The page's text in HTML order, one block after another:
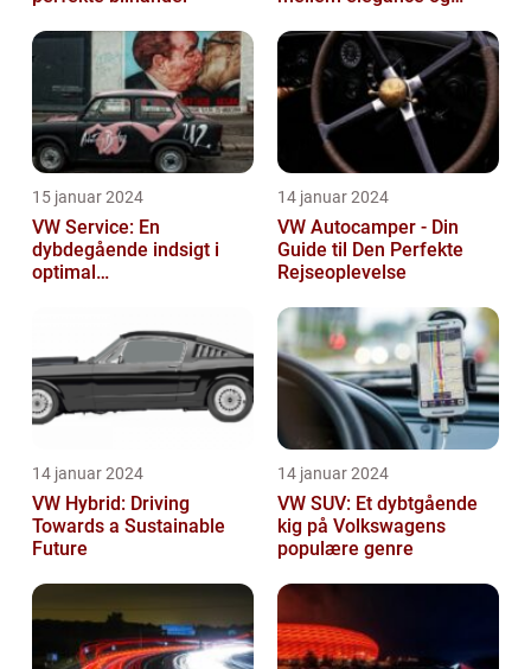
15 januar 2024
VW Service: En
dybdegående indsigt i
optimal
14 januar 2024
VW Autocamper - Din
Guide til Den Perfekte
Rejseoplevelse
14 januar 2024
VW Hybrid: Driving
Towards a Sustainable
Future
14 januar 2024
VW SUV: Et dybtgående
kig på Volkswagens
populære genre